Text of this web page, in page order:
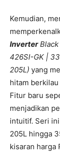
Kemudian,
InverterBlack
426SI-GK |
205L) yang
hitam
Fitur baru
menjadikan
intuitif. Seri
205L hingga
kisaran harga